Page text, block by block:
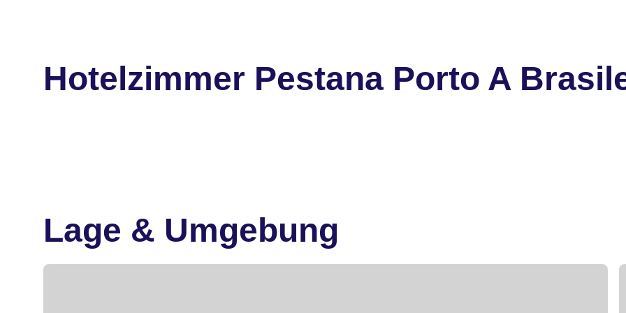
Hotelzimmer Pestana Porto A
Lage & Umgebung